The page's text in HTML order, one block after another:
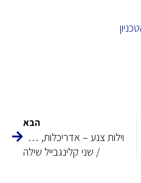
הבא
וילות צנע – אדריכלות, עיצוב פנים ומעמד חברתי בישראל (1948–1967)
/ שני קלינגבייל שילה